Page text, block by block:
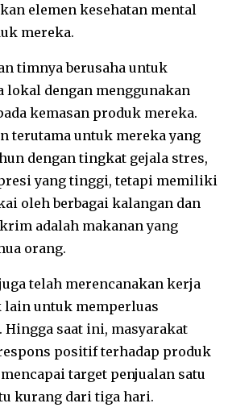
elemen kesehatan mental
mereka.
timnya berusaha untuk
lokal dengan menggunakan
kemasan produk mereka.
terutama untuk mereka yang
dengan tingkat gejala stres,
yang tinggi, tetapi memiliki
oleh berbagai kalangan dan
adalah makanan yang
orang.
telah merencanakan kerja
lain untuk memperluas
saat ini, masyarakat
positif terhadap produk
target penjualan satu
kurang dari tiga hari.